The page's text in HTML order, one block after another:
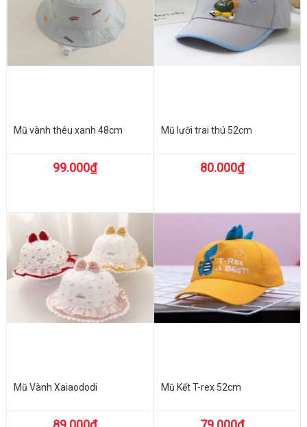
Mũ vành thêu xanh 48cm
99.000₫
Mũ lưỡi trai thú 52cm
80.000₫
Mũ Vành Xaiaododi Mũ Kết T-rex 52cm